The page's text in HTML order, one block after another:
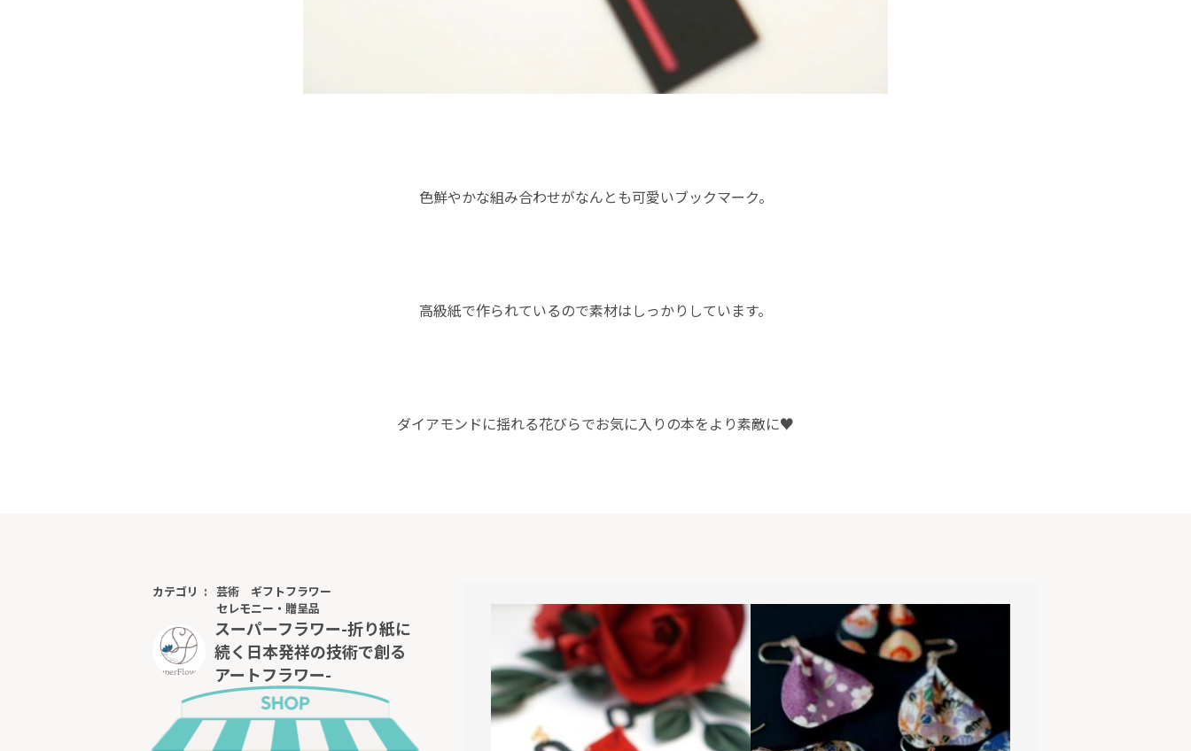
色鮮やかな組み合わせがなんとも可愛いブックマーク。
高級紙で作られているので素材はしっかりしています。
ダイアモンドに揺れる花びらでお気に入りの本をより素敵に♥
カテゴリ 芸術
ギフトフラワー
セレモニー・贈呈品
スーパーフラワー-折り紙に
続く日本発祥の技術で創る
アートフラワー-